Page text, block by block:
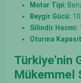
Motor Tipi:
Beygir Gücü:
Silindir Hacmi:
Oturma
Türkiye'nin
Mükemmel